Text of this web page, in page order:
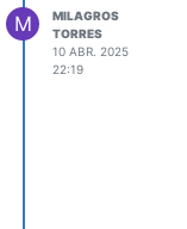
M
MILAGROS
TORRES
10 ABR. 2025
22:19